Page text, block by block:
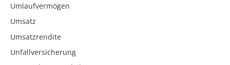
Umlaufvermögen
Umsatz
Umsatzrendite
Unfallversicherung